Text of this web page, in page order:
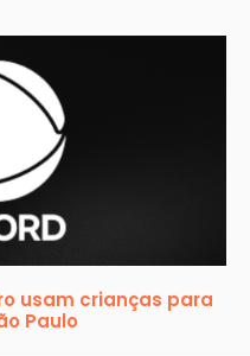
usam crianças para
Paulo